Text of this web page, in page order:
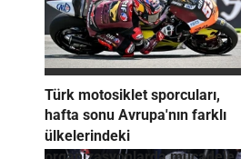
Türk motosiklet sporcuları,
hafta sonu Avrupa'nın farklı
ülkelerindeki